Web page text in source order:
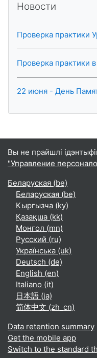
Новости
Проверка практики
Проверка
22 июня - День
Вы не прайшлі
"Управление
Беларуская ‎(be)‎
Беларуская ‎(be)‎
Кыргызча ‎(ky)‎
Қазақша ‎(kk)‎
Монгол ‎(mn)‎
Русский ‎(ru)‎
Українська ‎(uk)‎
Deutsch ‎(de)‎
English ‎(en)‎
Italiano ‎(it)‎
日本語 ‎(ja)‎
简体中文 ‎(zh_cn)‎
Data retention summary
Get the mobile app
Switch to the standard